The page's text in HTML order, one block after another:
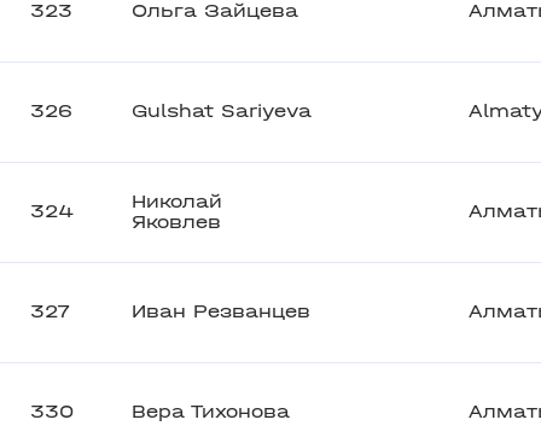
323 Ольга Зайцева
326 Gulshat Sariyeva
324
Николай
Яковлев
327 Иван Резванцев
330 Вера Тихонова